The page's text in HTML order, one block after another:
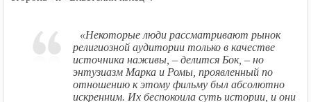
«Некоторые люди рассматривают рынок
религиозной аудитории только в качестве
источника наживы, – делится Бок, – но
энтузиазм Марка и Ромы, проявленный по
отношению к этому фильму был абсолютно
искренним. Их беспокоила суть истории, и они